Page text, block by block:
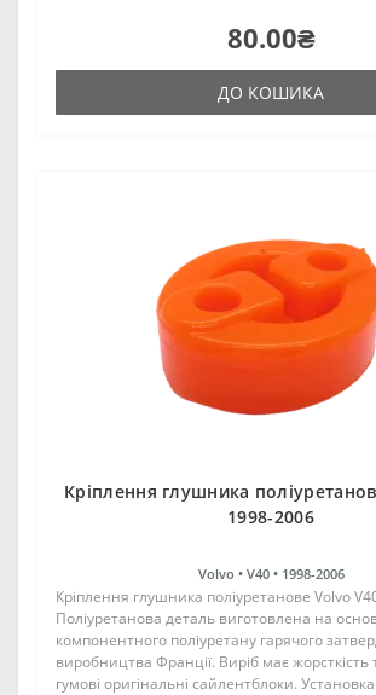
80.00₴
ДО КОШИКА
Кріплення глушника
1998-2006
Volvo • V40 • 1998-2006
Кріплення глушника поліуретанове Volvo
Поліуретанова деталь виготовлена на
компонентного поліуретану гарячого
виробництва Франції. Виріб має жорсткість
гумові оригінальні сайлентблоки.